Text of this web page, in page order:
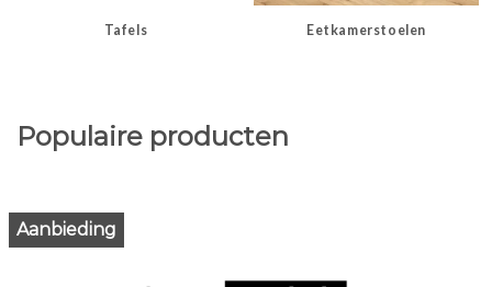
Tafels Eetkamerstoelen
Populaire producten
Aanbieding